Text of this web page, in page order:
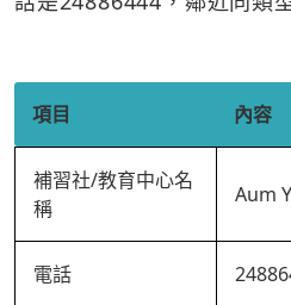
項目 內容
補習社/教育中心名
稱
Aum
電話